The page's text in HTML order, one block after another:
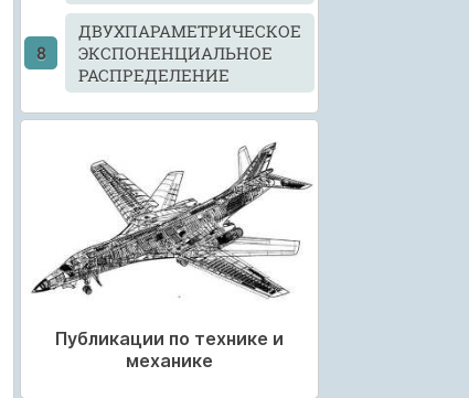
ДВУХПАРАМЕТРИЧЕСКОЕ
ЭКСПОНЕНЦИАЛЬНОЕ
РАСПРЕДЕЛЕНИЕ
Публикации по технике и
механике